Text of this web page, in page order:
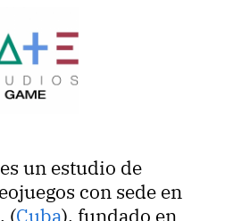
un estudio de
con sede en
, (Cuba), fundado en